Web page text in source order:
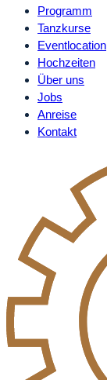
Programm
Tanzkurse
Eventlocation
Hochzeiten
Über uns
Jobs
Anreise
Kontakt